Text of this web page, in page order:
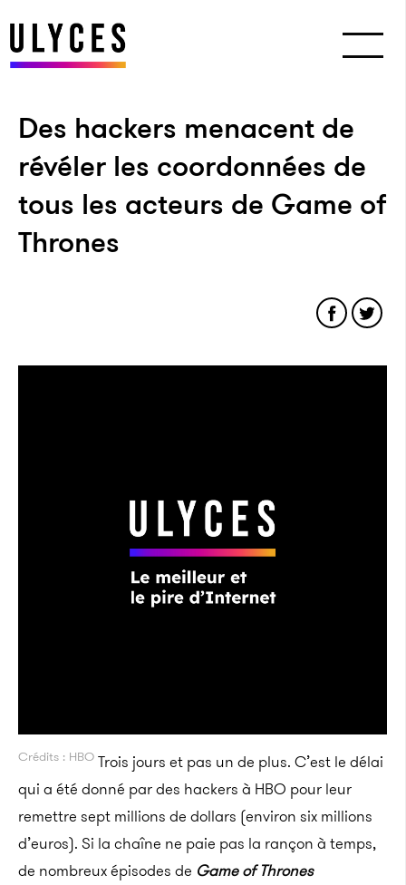
Des hackers menacent de
révéler les coordonnées de
tous les acteurs de Game of
Thrones
Crédits : HBO Trois jours et pas un de plus. C’est le délai
qui a été donné par des hackers à HBO pour leur
remettre sept millions de dollars (environ six millions
d’euros). Si la chaîne ne paie pas la rançon à temps,
de nombreux épisodes de Game of Thrones